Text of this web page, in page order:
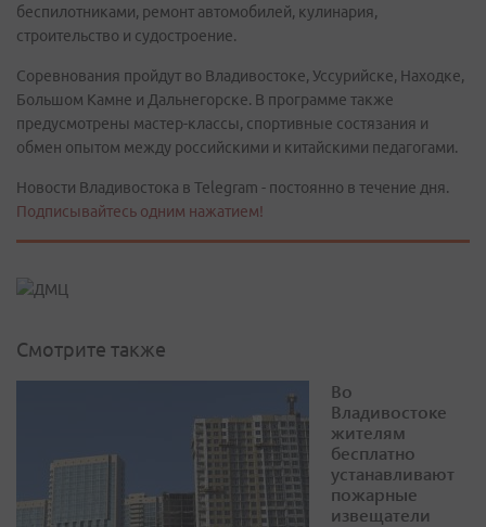
беспилотниками, ремонт автомобилей, кулинария,
строительство и судостроение.
Соревнования пройдут во Владивостоке, Уссурийске, Находке,
Большом Камне и Дальнегорске. В программе также
предусмотрены мастер-классы, спортивные состязания и
обмен опытом между российскими и китайскими педагогами.
Новости Владивостока в Telegram - постоянно в течение дня.
Подписывайтесь одним нажатием!
Смотрите также
Во
Владивостоке
жителям
бесплатно
устанавливают
пожарные
извещатели